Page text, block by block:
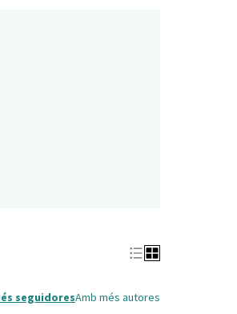
seguidoresAmb més autores